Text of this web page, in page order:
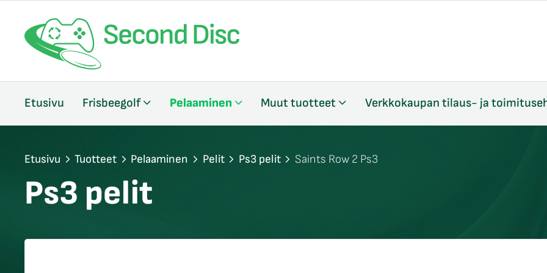
Etusivu Frisbeegolf Pelaaminen Muut tuotteet Verkkokaupan tilaus- ja
Etusivu Tuotteet Pelaaminen Pelit Ps3 pelit Saints Row 2 Ps3
Ps3 pelit
sulje
sulje
sulje